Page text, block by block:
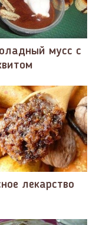
мусс с
лекарство